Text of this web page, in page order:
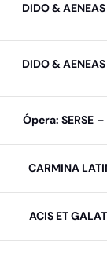
DIDO & AENEAS
DIDO & AENEAS
Ópera: SERSE –
CARMINA
ACIS ET